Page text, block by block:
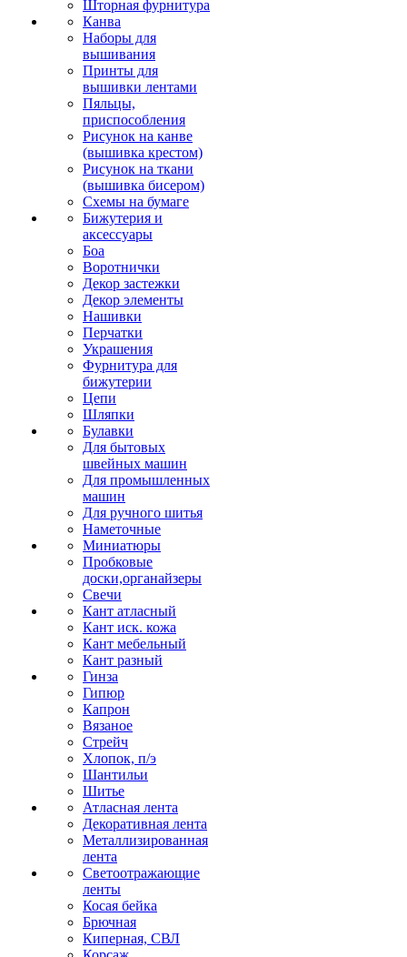
Шторная фурнитура
Канва
Наборы для
вышивания
Принты для
вышивки лентами
Пяльцы,
приспособления
Рисунок на канве
(вышивка крестом)
Рисунок на ткани
(вышивка бисером)
Схемы на бумаге
Бижутерия и
аксессуары
Боа
Воротнички
Декор застежки
Декор элементы
Нашивки
Перчатки
Украшения
Фурнитура для
бижутерии
Цепи
Шляпки
Булавки
Для бытовых
швейных машин
Для промышленных
машин
Для ручного шитья
Наметочные
Миниатюры
Пробковые
доски,органайзеры
Свечи
Кант атласный
Кант иск. кожа
Кант мебельный
Кант разный
Гинза
Гипюр
Капрон
Вязаное
Стрейч
Хлопок, п/э
Шантильи
Шитье
Атласная лента
Декоративная лента
Металлизированная
лента
Светоотражающие
ленты
Косая бейка
Брючная
Киперная, СВЛ